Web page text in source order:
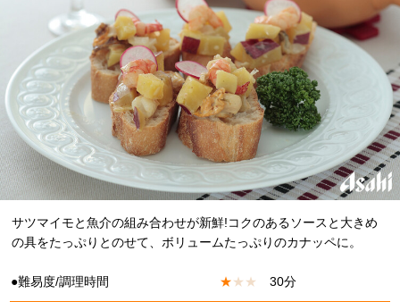
サツマイモと魚介の組み合わせが新鮮!コクのあるソースと大きめ
の具をたっぷりとのせて、ボリュームたっぷりのカナッペに。
●難易度/調理時間 ★★ ★ 30分